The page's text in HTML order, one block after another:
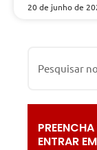
20 de junho de
ENTRAR